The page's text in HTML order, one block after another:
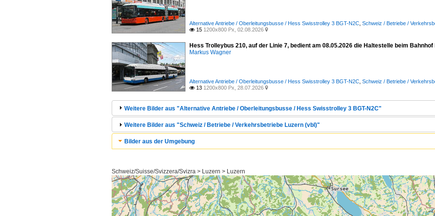
Alternative Antriebe / Oberleitungsbusse / Hess Swisstrolley 3 BGT-N2C Schweiz / Betriebe /
 15 1200x800 Px, 02.08.2026 
Hess Trolleybus 210, auf der Linie 7, bedient am 08.05.2026 die Haltestelle beim Bahnhof
Markus Wagner
Alternative Antriebe / Oberleitungsbusse / Hess Swisstrolley 3 BGT-N2C Schweiz / Betriebe /
 13 1200x800 Px, 28.07.2026 
Weitere Bilder aus "Alternative Antriebe / Oberleitungsbusse / Hess Swisstrolley 3 BGT-N2C"
Weitere Bilder aus "Schweiz / Betriebe / Verkehrsbetriebe Luzern (vbl)"
Bilder aus der Umgebung
Schweiz/Suisse/Svizzera/Svizra > Luzern > Luzern